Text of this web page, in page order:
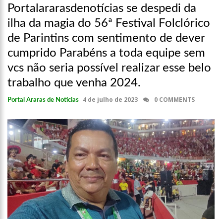
Portalararasdenotícias se despedi da
ilha da magia do 56ª Festival Folclórico
de Parintins com sentimento de dever
cumprido Parabéns a toda equipe sem
vcs não seria possível realizar esse belo
trabalho que venha 2024.
Portal Araras de Noticias 4 de julho de 2023 0 COMMENTS